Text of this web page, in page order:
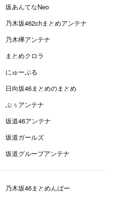
坂あんてなNeo
乃木坂462chまとめアンテナ
乃木欅アンテナ
まとめクロラ
にゅーぷる
日向坂46まとめのまとめ
ぷぅアンテナ
坂道46アンテナ
坂道ガールズ
坂道グループアンテナ
乃木坂46まとめんばー